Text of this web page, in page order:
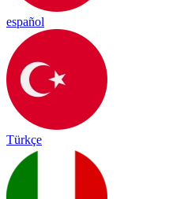
español
Türkçe